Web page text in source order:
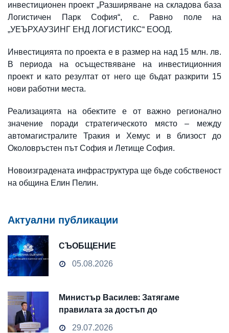
инвестиционен проект „Разширяване на складова база
Логистичен Парк София“, с. Равно поле на
„УЕЪРХАУЗИНГ ЕНД ЛОГИСТИКС“ ЕООД.
Инвестицията по проекта е в размер на над 15 млн. лв.
В периода на осъществяване на инвестиционния
проект и като резултат от него ще бъдат разкрити 15
нови работни места.
Реализацията на обектите е от важно регионално
значение поради стратегическото място – между
автомагистралите Тракия и Хемус и в близост до
Околовръстен път София и Летище София.
Новоизградената инфраструктура ще бъде собственост
на община Елин Пелин.
Актуални публикации
СЪОБЩЕНИЕ
05.08.2026
Министър Василев: Затягаме
правилата за достъп до
чувствителни данни
29.07.2026